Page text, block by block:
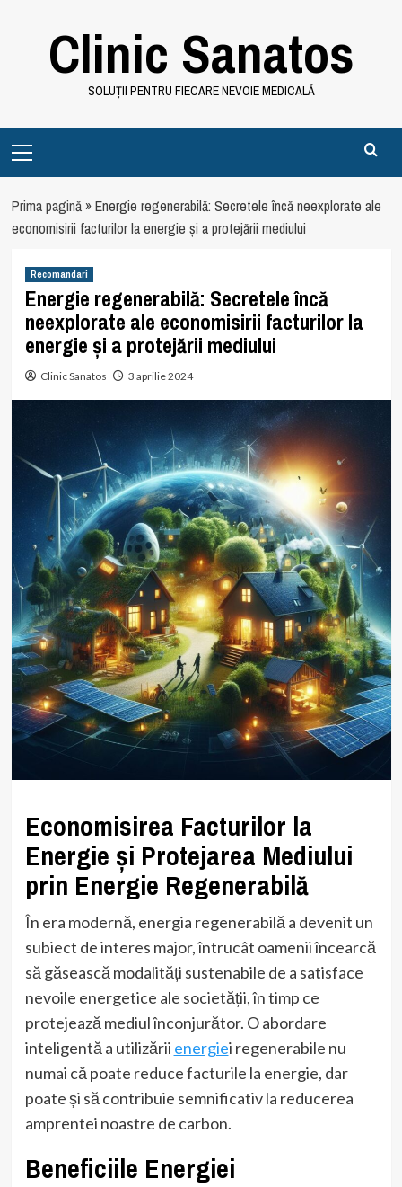
Clinic Sanatos
SOLUȚII PENTRU FIECARE NEVOIE MEDICALĂ
Menu
Prima pagină»Energie regenerabilă: Secretele încă neexplorate ale
economisirii facturilor la energie și a protejării mediului
Recomandari
Energie regenerabilă: Secretele încă
neexplorate ale economisirii facturilor la
energie și a protejării mediului
Clinic Sanatos 3 aprilie 2024
Economisirea Facturilor la
Energie și Protejarea Mediului
prin Energie Regenerabilă
În era modernă, energia regenerabilă a devenit un
subiect de interes major, întrucât oamenii încearcă
să găsească modalități sustenabile de a satisface
nevoile energetice ale societății, în timp ce
protejează mediul înconjurător. O abordare
inteligentă a utilizării energiei regenerabile nu
numai că poate reduce facturile la energie, dar
poate și să contribuie semnificativ la reducerea
amprentei noastre de carbon.
Beneficiile Energiei